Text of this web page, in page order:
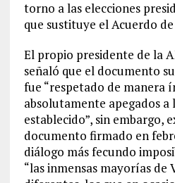
torno a las elecciones
que sustituye el Acuerdo
El propio presidente de la
señaló que el documento
fue “respetado de manera
absolutamente apegados a
establecido”, sin embargo,
documento firmado en
diálogo más fecundo
“las inmensas mayorías de